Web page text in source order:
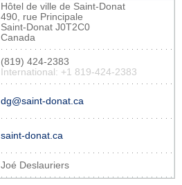
Hôtel de ville de Saint-Donat
490, rue Principale
Saint-Donat J0T2C0
Canada
(819) 424-2383
International: +1 819-424-2383
dg@saint-donat.ca
saint-donat.ca
Joé Deslauriers